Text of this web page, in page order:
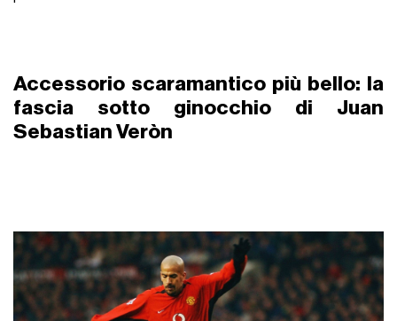
Accessorio scaramantico più bello: la
fascia sotto ginocchio di Juan
Sebastian Veròn